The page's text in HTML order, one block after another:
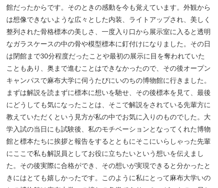
館だったからです。そのときの感動を今も覚えています。外観から
は想像できないような広々とした内装、ライトアップされ、美しく
整列された骨格標本の美しさ、一度入り口から展示室に入ると透明
なガラスケースの中の骨や模型標本に釘付けになりました。その日
は閉館まで30分程度だったことや最初の展示に目を奪われていた
こともあり、奥まで進むことはできなかったので、その後オープン
キャンパスで麻布大学に伺うたびにいのちの博物館に行きました。
まずは解説を読まずに標本に想いを馳せ、その後標本を見て、最後
にどうしても気になったことは、そこで解説をされている先輩方に
教えていただくという見方が私の中でお気に入りのものでした。大
学入試の当日にも試験後、私のモチベーションとなってくれた博物
館と標本たちに挨拶と報告をするとともにそこにいらしゃった先輩
にここで私も解説員としてお役に立ちたいという想いを伝えまし
た。その後実際に合格ができ、その想いが実現できると分かったと
きにはとても嬉しかったです。このように私にとって麻布大学いの